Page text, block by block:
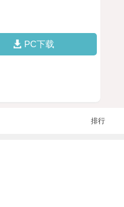
PC下载
排行